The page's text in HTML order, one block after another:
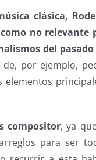
clásica,
no relevante
del
por ejemplo,
compositor, ya
para ser